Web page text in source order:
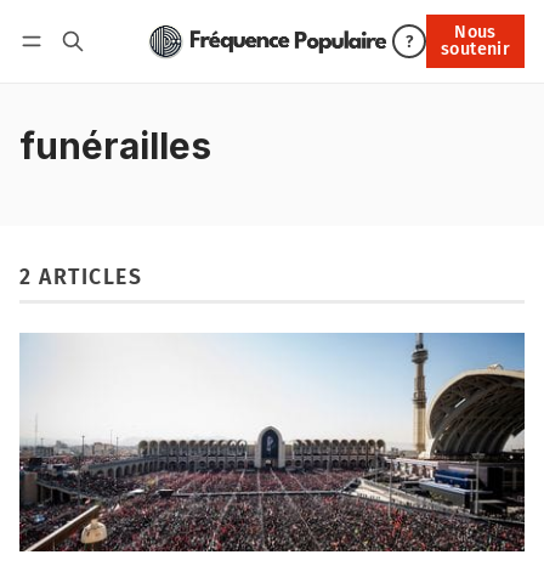
?
Nous
soutenir
Nous soutenir
funérailles
2 ARTICLES